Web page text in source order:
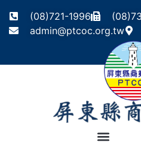
(08)721-1996
admin@ptcoc.org.tw